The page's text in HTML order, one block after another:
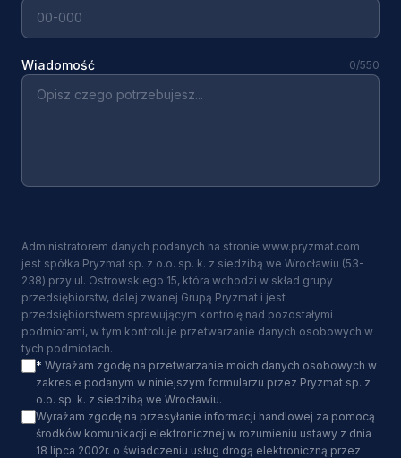
Wiadomość 0/550
Administratorem danych podanych na stronie www.pryzmat.com
jest spółka Pryzmat sp. z o.o. sp. k. z siedzibą we Wrocławiu (53-
238) przy ul. Ostrowskiego 15, która wchodzi w skład grupy
przedsiębiorstw, dalej zwanej Grupą Pryzmat i jest
przedsiębiorstwem sprawującym kontrolę nad pozostałymi
podmiotami, w tym kontroluje przetwarzanie danych osobowych w
tych podmiotach.
* Wyrażam zgodę na przetwarzanie moich danych osobowych w
zakresie podanym w niniejszym formularzu przez Pryzmat sp. z
o.o. sp. k. z siedzibą we Wrocławiu.
Wyrażam zgodę na przesyłanie informacji handlowej za pomocą
środków komunikacji elektronicznej w rozumieniu ustawy z dnia
18 lipca 2002r. o świadczeniu usług drogą elektroniczną przez